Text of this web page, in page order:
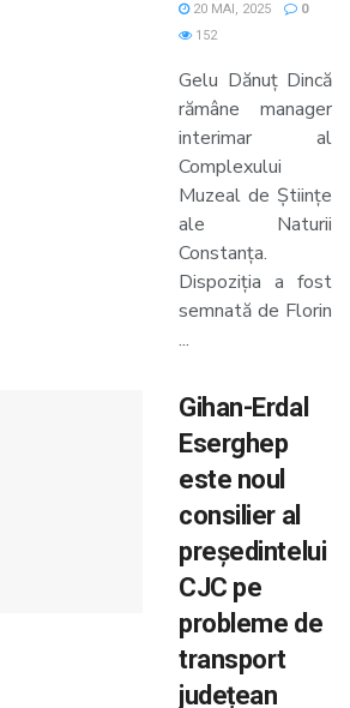
20 MAI, 2025
0
152
Gelu Dănuț Dincă
rămâne manager
interimar al
Complexului
Muzeal de Științe
ale Naturii
Constanța.
Dispoziția a fost
semnată de Florin
...
Gihan-Erdal
Eserghep
este noul
consilier al
președintelui
CJC pe
probleme de
transport
județean